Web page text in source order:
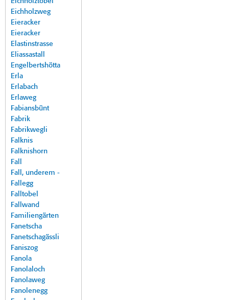
Eichholzweg
Eieracker
Eieracker
Elastinstrasse
Eliassastall
Engelbertshötta
Erla
Erlabach
Erlaweg
Fabiansbünt
Fabrik
Fabrikwegli
Falknis
Falknishorn
Fall
Fall, underem -
Fallegg
Falltobel
Fallwand
Familiengärten
Fanetscha
Fanetschagässli
Faniszog
Fanola
Fanolaloch
Fanolaweg
Fanolenegg